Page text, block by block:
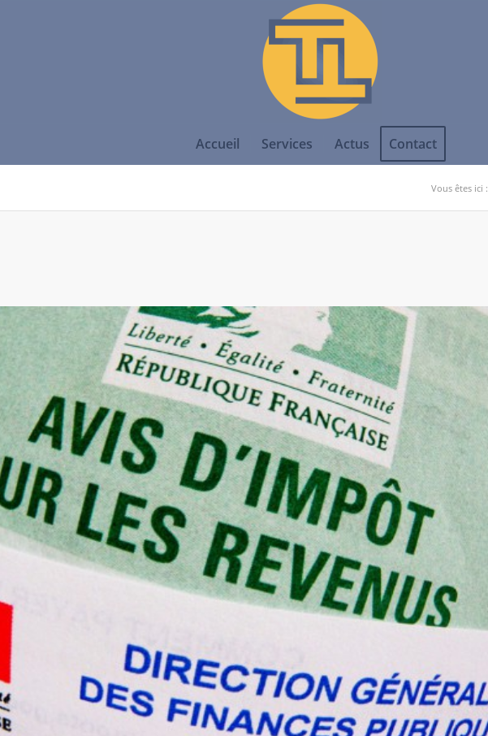
Accueil Services Actus Contact
Vous êtes ici :